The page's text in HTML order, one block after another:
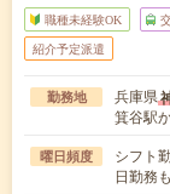
職種未経験OK
紹介予定派遣
勤務地 兵庫県
箕谷駅
曜日頻度
シフト
日勤務